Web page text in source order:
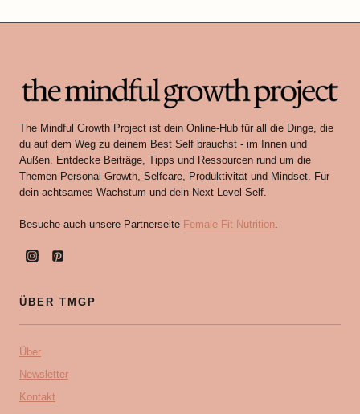
The Mindful Growth Project ist dein Online-Hub für all die Dinge, die
du auf dem Weg zu deinem Best Self brauchst - im Innen und
Außen. Entdecke Beiträge, Tipps und Ressourcen rund um die
Themen Personal Growth, Selfcare, Produktivität und Mindset. Für
dein achtsames Wachstum und dein Next Level-Self.
Besuche auch unsere Partnerseite Female Fit Nutrition.
ÜBER TMGP
Über
Newsletter
Kontakt